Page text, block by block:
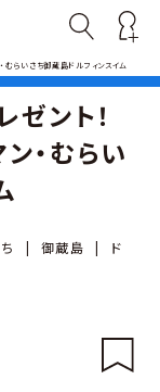
むらいさち御蔵島ドルフィンスイム
ゼント！
・むらい
| 御蔵島 |
ド